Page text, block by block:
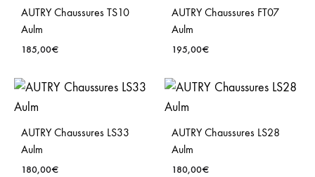
AUTRY Chaussures TS10
Aulm
185,00€
AUTRY Chaussures FT07
Aulm
195,00€
AUTRY Chaussures LS33
Aulm
180,00€
AUTRY Chaussures LS28
Aulm
180,00€